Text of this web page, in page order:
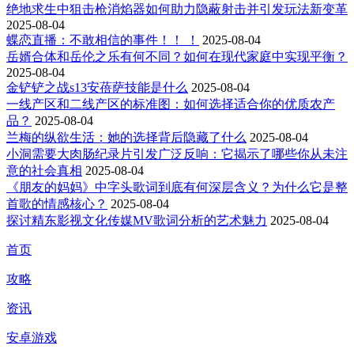
绝地求生中狙击枪消焰器如何助力隐蔽射击并引发玩法新变革
2025-08-04
蝶恋直播：不敢相信的事件！！ ！
2025-08-04
岳婿合体和岳伦之乐有何不同？如何在现代家庭中实现平衡？
2025-08-04
金铲铲之战s13安蓓萨技能是什么 2025-08-04
一线产区和二线产区的标准图：如何选择适合你的优质农产
品？ 2025-08-04
兰梅的纵欲生活：她的选择背后隐藏了什么 2025-08-04
小洞需要大肉肠纪录片引发广泛反响：它揭示了哪些你从未注
意的社会真相 2025-08-04
《朋友的妈妈》中字头歌词到底有何深层含义？为什么它是整
首歌的情感核心？ 2025-08-04
探讨精东影视文化传媒MV歌词分析的艺术魅力 2025-08-04
首页
攻略
资讯
安卓游戏